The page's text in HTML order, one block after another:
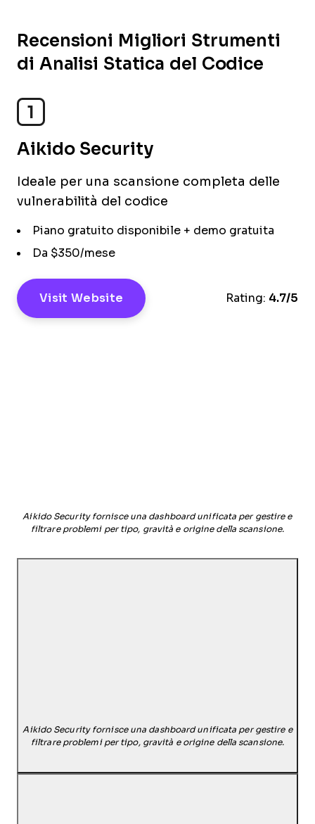
Recensioni Migliori Strumenti
di Analisi Statica del Codice
1
Aikido Security
Ideale per una scansione completa delle
vulnerabilità del codice
Piano gratuito disponibile + demo gratuita
Da $350/mese
Visit Website Rating: 4.7/5
Aikido Security fornisce una dashboard unificata per gestire e
filtrare problemi per tipo, gravità e origine della scansione.
Aikido Security fornisce una dashboard unificata per gestire e
filtrare problemi per tipo, gravità e origine della scansione.